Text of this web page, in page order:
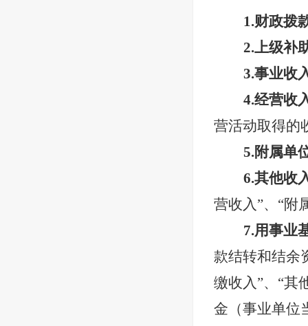
1.财政拨
2.上级补
3.事业收
4.经营收
营活动取得的
5.附属单
6.其他收
营收入”、“附
7.用事业
款结转和结余
缴收入”、“其
金（事业单位